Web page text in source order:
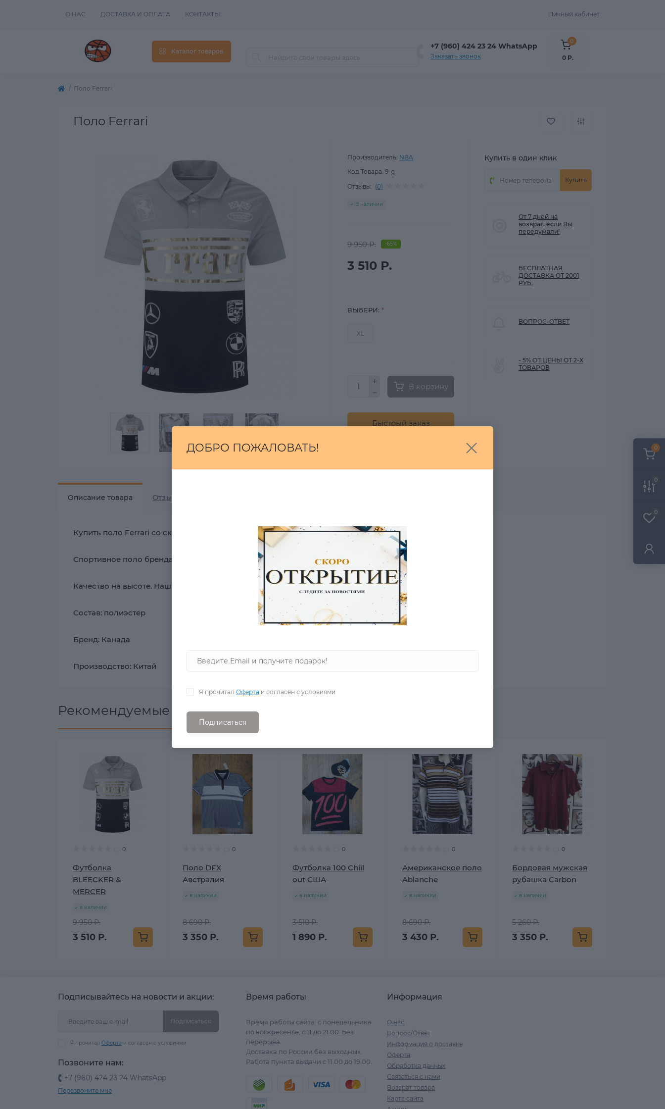
0
0
0
О НАС ДОСТАВКА И ОПЛАТА КОНТАКТЫ Личный кабинет
Каталог товаров
+7 (960) 424 23 24 WhatsApp
Заказать звонок
0
0 Р.
Поло Ferrari
Поло Ferrari
Производитель: NBA
Код Товара: 9-g
Отзывы: (0)
В наличии
9 950 Р. -65%
3 510 Р.
ВЫБЕРИ: *
XL
В корзину
Быстрый заказ
Купить в один клик
Купить
От 7 дней на
возврат, если Вы
передумали!
БЕСПЛАТНАЯ
ДОСТАВКА ОТ 2001
РУБ.
ВОПРОС-ОТВЕТ
- 5% ОТ ЦЕНЫ ОТ 2-Х
ТОВАРОВ
Описание товара Отзывов
Купить поло Ferrari со скидкой на zastilem.ru
Спортивное поло бренда из Канады, будьте в тренде!
Качество на высоте. Нашивки вспененные 3d,
Состав: полиэстер
Бренд: Канада
Производство: Китай
Рекомендуемые товары
0
Футболка
BLEECKER &
MERCER
в наличии
9 950 Р.
3 510 Р.
0
Поло DFX
Австралия
в наличии
8 690 Р.
3 350 Р.
0
Футболка 100 Chiil
out США
в наличии
3 510 Р.
1 890 Р.
0
Американское поло
Ablanche
в наличии
8 690 Р.
3 430 Р.
0
Бордовая мужская
рубашка Carbon
в наличии
5 260 Р.
3 350 Р.
Подписывайтесь на новости и акции:
Подписаться
Я прочитал Оферта и согласен с условиями
Позвоните нам:
+7 (960) 424 23 24 WhatsApp
Перезвоните мне
Время работы
Время работы сайта: с понедельника
по воскресенье, с 11 до 21.00. Без
перерыва.
Доставка по России без выходных.
Работа пункта выдачи с 11.00 до 19.00.
Информация
О нас
Вопрос/Ответ
Информация о доставке
Оферта
Обработка данных
Связаться с нами
Возврат товара
Карта сайта
ДОБРО ПОЖАЛОВАТЬ!
Я прочитал Оферта и согласен с условиями
Подписаться